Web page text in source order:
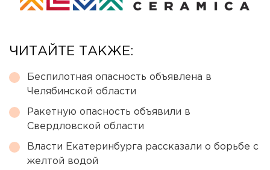
ЧИТАЙТЕ ТАКЖЕ:
Беспилотная опасность объявлена в
Челябинской области
Ракетную опасность объявили в
Свердловской области
Власти Екатеринбурга рассказали о борьбе с
желтой водой